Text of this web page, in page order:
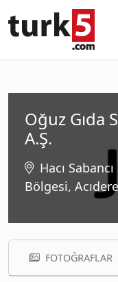
Oğuz Gıda
A.Ş.
Hacı
Bölgesi,
FOTOĞRAFLAR